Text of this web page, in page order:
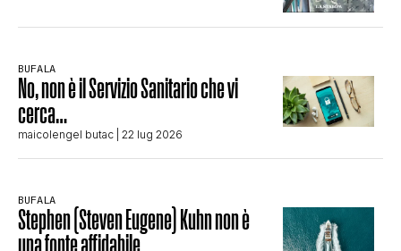
BUFALA
No, non è il Servizio Sanitario che vi
cerca…
maicolengel butac | 22 lug 2026
BUFALA
Stephen (Steven Eugene) Kuhn non è
una fonte affidabile